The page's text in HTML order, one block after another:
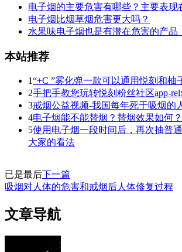
电子烟的主要危害有哪些？主要表现
电子烟比烟草烟危害更大吗？
水果味电子烟也是有潜在危害的产品
本站推荐
1“+C ”雾化弹一款可以通用悦刻和柚
2手把手教您玩转悦刻粉丝社区app-
3戒烟公益视频-我国每年死于吸烟的
4电子烟能不能替烟？替烟效果如何？
5使用电子烟一段时间后，再次抽普
大家的看法
已是最后下一篇
吸烟对人体的危害和戒烟后人体修复过程
文章导航